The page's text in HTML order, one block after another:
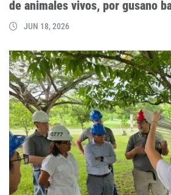
de animales vivos, por gusano
JUN 18, 2026